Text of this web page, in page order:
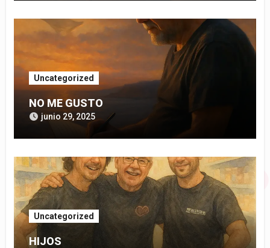
Uncategorized
NO ME GUSTO
junio 29, 2025
Uncategorized
HIJOS